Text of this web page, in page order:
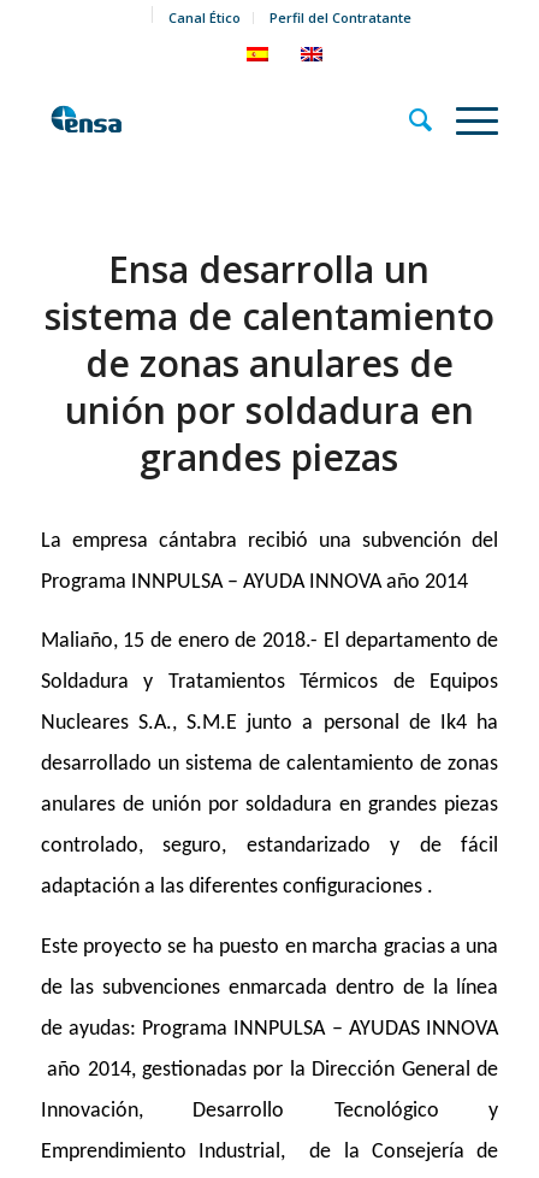
Canal Ético Perfil del Contratante
Ensa desarrolla un
sistema de calentamiento
de zonas anulares de
unión por soldadura en
grandes piezas
La empresa cántabra recibió una subvención del
Programa INNPULSA – AYUDA INNOVA año 2014
Maliaño, 15 de enero de 2018.- El departamento de
Soldadura y Tratamientos Térmicos de Equipos
Nucleares S.A., S.M.E junto a personal de Ik4 ha
desarrollado un sistema de calentamiento de zonas
anulares de unión por soldadura en grandes piezas
controlado, seguro, estandarizado y de fácil
adaptación a las diferentes configuraciones .
Este proyecto se ha puesto en marcha gracias a una
de las subvenciones enmarcada dentro de la línea
de ayudas: Programa INNPULSA – AYUDAS INNOVA
año 2014, gestionadas por la Dirección General de
Innovación, Desarrollo Tecnológico y
Emprendimiento Industrial, de la Consejería de